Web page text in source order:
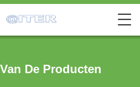
De Producten